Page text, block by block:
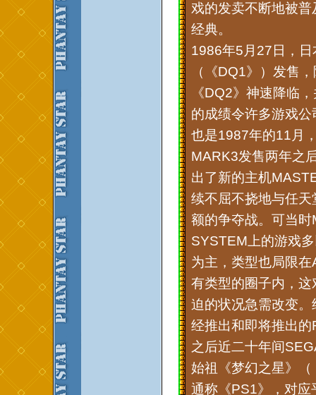
戏的发卖不断地被
经典。
1986年5月27日，
（《DQ1》）发售
《DQ2》神速降临
的成绩令许多游戏
也是1987年的11月
MARK3发售两年之
出了新的主机
续不屈不挠地与任
额的争夺战。可当
SYSTEM上的游戏
为主，类型也局限
有类型的圈子内，
迫的状况急需改变
经推出和即将推出
之后近二十年间
始祖《梦幻之星》
通称《PS1》，对